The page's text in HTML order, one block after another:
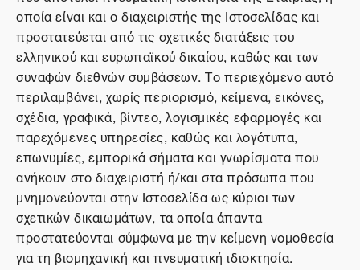
οποία είναι και ο διαχειριστής της Ιστοσελίδας και
προστατεύεται από τις σχετικές διατάξεις του
ελληνικού και ευρωπαϊκού δικαίου, καθώς και των
συναφών διεθνών συμβάσεων. Το περιεχόμενο αυτό
περιλαμβάνει, χωρίς περιορισμό, κείμενα, εικόνες,
σχέδια, γραφικά, βίντεο, λογισμικές εφαρμογές και
παρεχόμενες υπηρεσίες, καθώς και λογότυπα,
επωνυμίες, εμπορικά σήματα και γνωρίσματα που
ανήκουν στο διαχειριστή ή/και στα πρόσωπα που
μνημονεύονται στην Ιστοσελίδα ως κύριοι των
σχετικών δικαιωμάτων, τα οποία άπαντα
προστατεύονται σύμφωνα με την κείμενη νομοθεσία
για τη βιομηχανική και πνευματική ιδιοκτησία.